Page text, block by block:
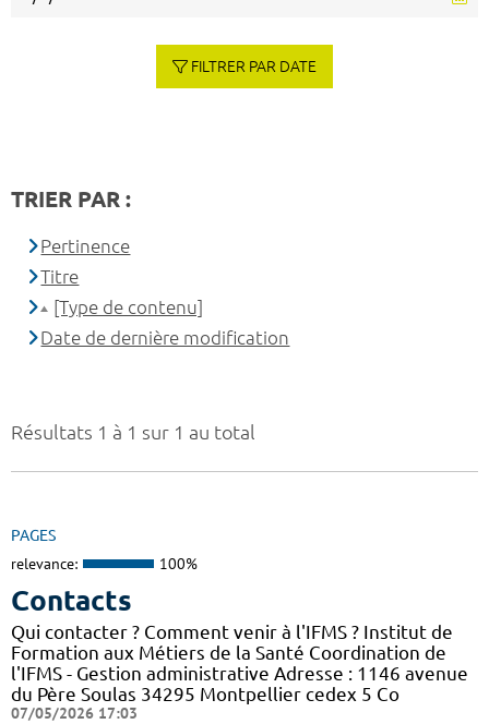
Résultats 1 à 1 sur 1 au total
PAGES
relevance: 100%
Contacts
Qui contacter ? Comment venir à l'IFMS ? Institut de
Formation aux Métiers de la Santé Coordination de
l'IFMS - Gestion administrative Adresse : 1146 avenue
du Père Soulas 34295 Montpellier cedex 5 Co
07/05/2026 17:03
FILTRER PAR DATE
TRIER PAR :
Pertinence
Titre
[Type de contenu]
Date de dernière modification